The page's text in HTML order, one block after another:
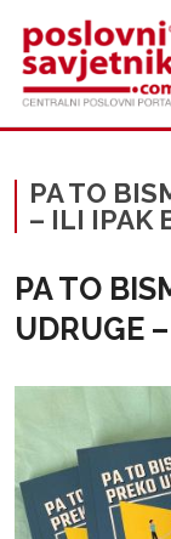
PA TO
– ILI IPAK
PA TO
UDRUGE